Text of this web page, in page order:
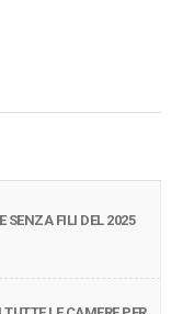
SENZA FILI DEL 2025